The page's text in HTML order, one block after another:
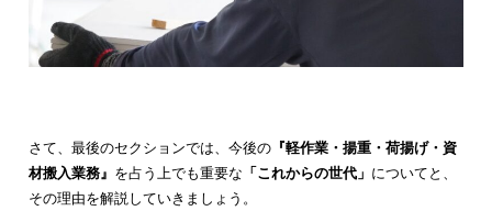
さて、最後のセクションでは、今後の『軽作業・揚重・荷揚げ・資
材搬入業務』 を占う上でも重要な 「これからの世代」 についてと、
その理由を解説していきましょう。